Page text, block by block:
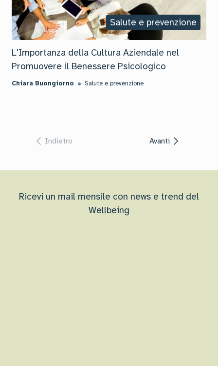
Salute e prevenzione
L'Importanza della Cultura Aziendale nel
Promuovere il Benessere Psicologico
Chiara Buongiorno Salute e prevenzione
Indietro Avanti
Ricevi un mail mensile con news e trend del
Wellbeing